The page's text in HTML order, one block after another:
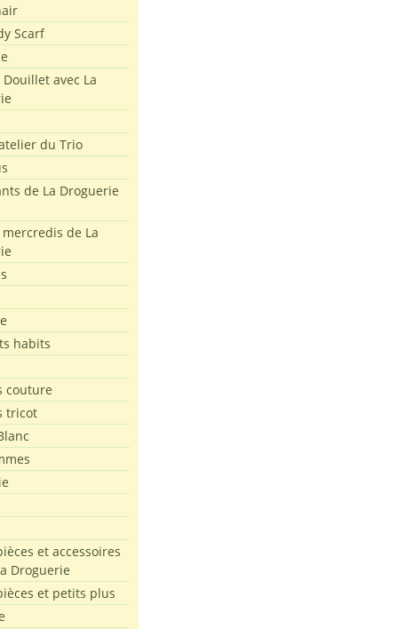
Scarf
avec La
du Trio
de La Droguerie
de La
habits
couture
tricot
et accessoires
Droguerie
et petits plus